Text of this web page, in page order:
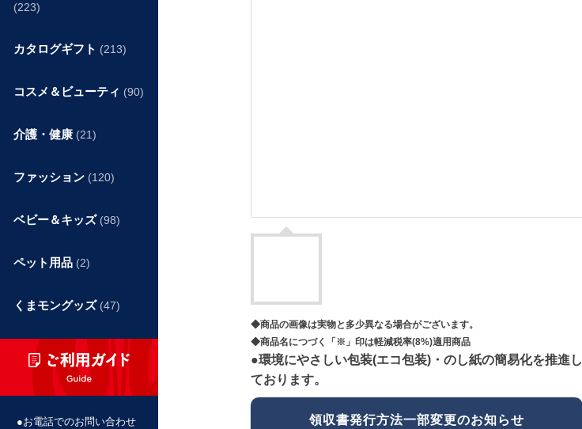
◆商品の画像は実物と多少異なる場合がございます。
◆商品名につづく「※」印は軽減税率(8%)適用商品
●環境にやさしい包装(エコ包装)・のし紙の簡易化を推進し
ております。
領収書発行方法一部変更のお知らせ
(223)
カタログギフト (213)
コスメ＆ビューティ (90)
介護・健康 (21)
ファッション (120)
ベビー＆キッズ (98)
ペット用品 (2)
くまモングッズ (47)
お電話でのお問い合わせ